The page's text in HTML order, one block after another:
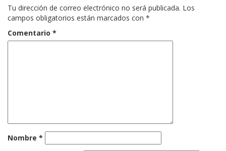
Tu dirección de correo electrónico no será publicada. Los
campos obligatorios están marcados con *
Comentario *
Nombre *